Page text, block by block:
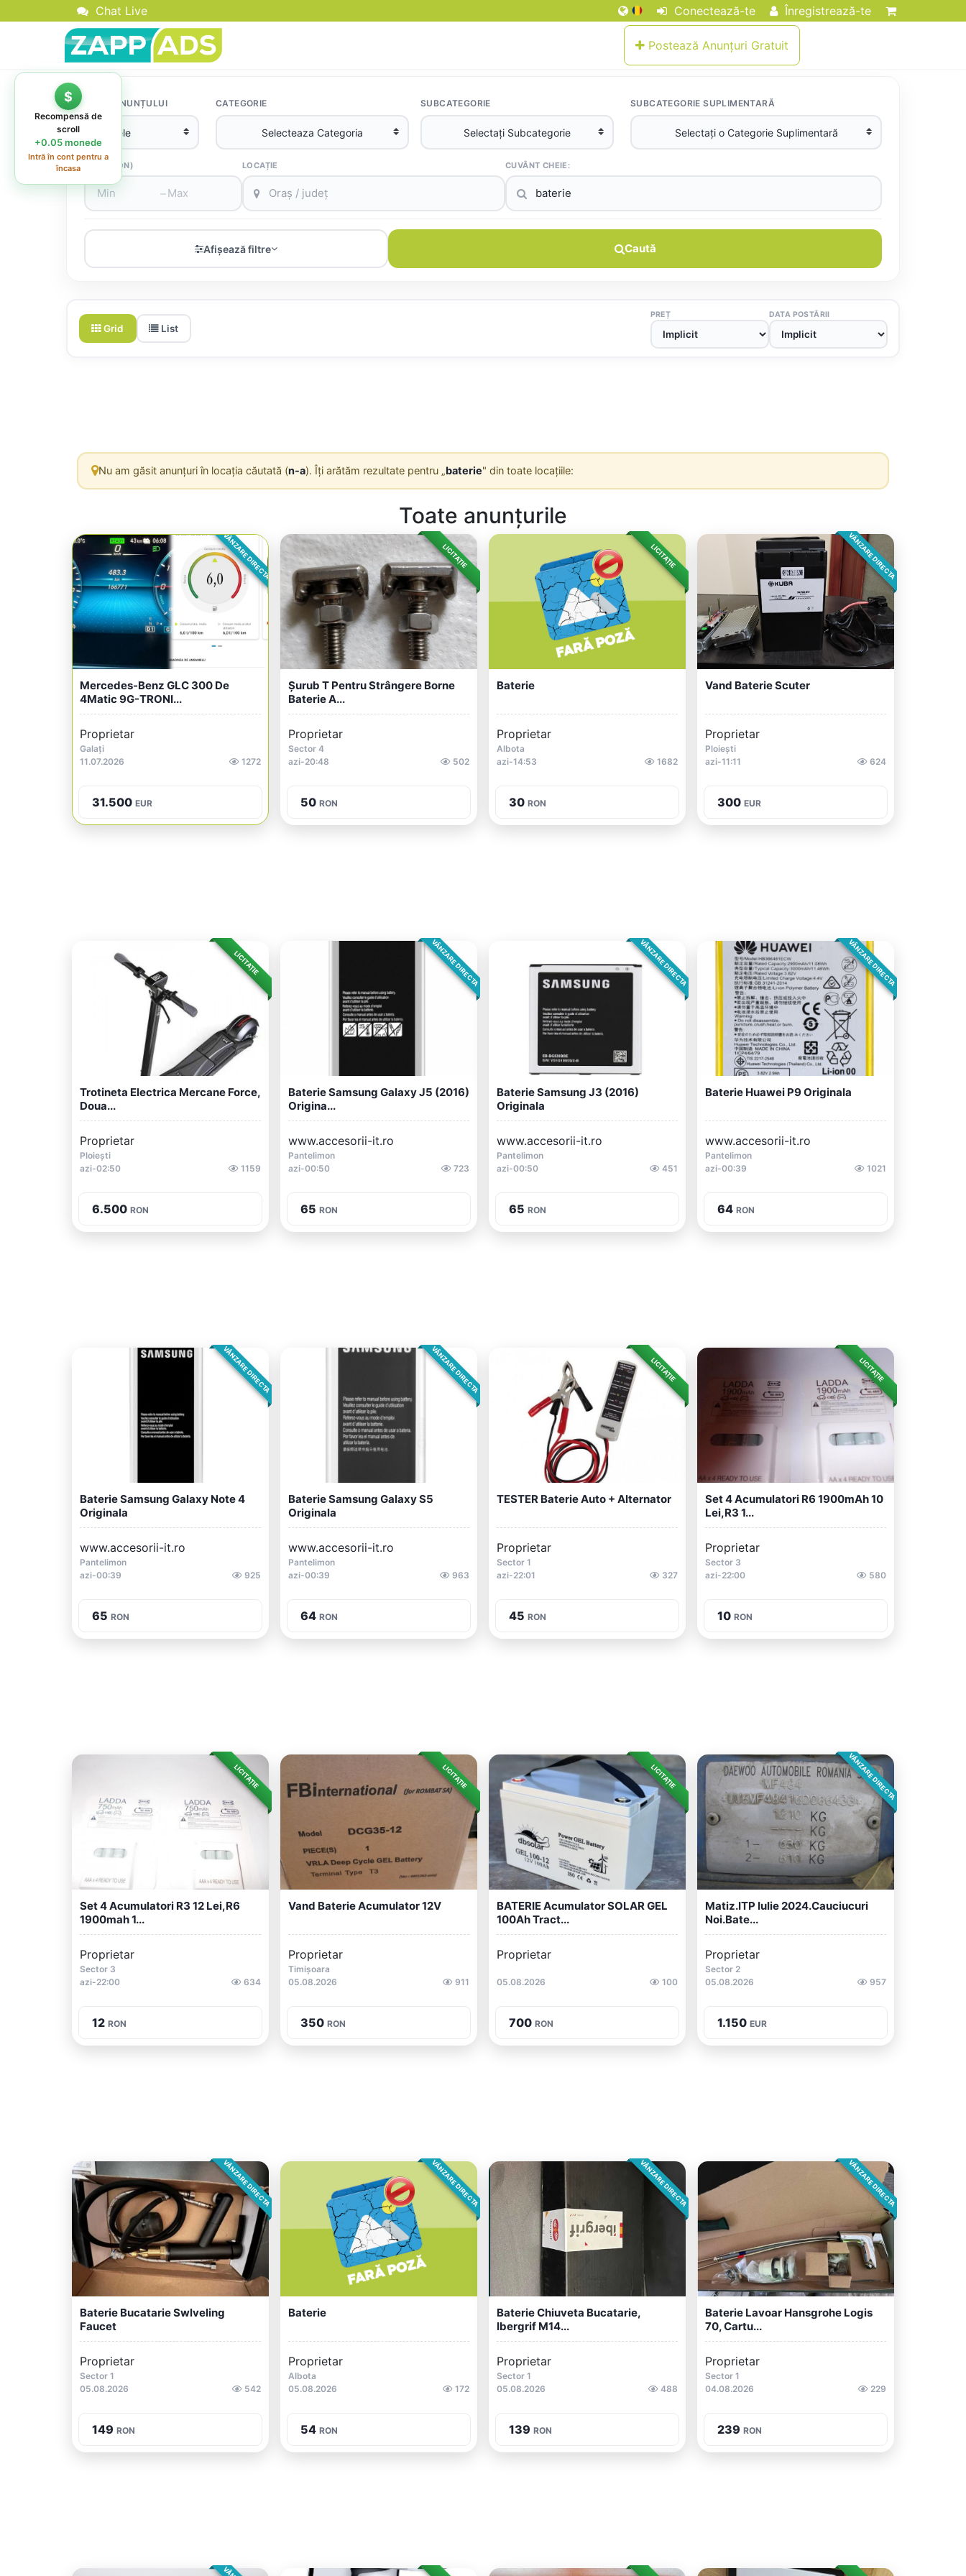
Chat Live Conectează-te Înregistrează-te
Postează Anunțuri Gratuit
TIPUL ANUNȚULUI CATEGORIE SUBCATEGORIE SUBCATEGORIE SUPLIMENTARĂ
PREȚ (RON)
–
LOCAȚIE CUVÂNT CHEIE:
Afișează filtre Caută
Grid List
PREȚ DATA POSTĂRII
Nu am găsit anunțuri în locația căutată (n-a). Îți arătăm rezultate pentru „baterie" din toate locațiile:
Toate anunțurile
VÂNZARE DIRECTA
Mercedes-Benz GLC 300 De
4Matic 9G-TRONI...
Proprietar
Galați
11.07.2026
1272
31.500 EUR
LICITAȚIE
Șurub T Pentru Strângere Borne
Baterie A...
Proprietar
Sector 4
azi-20:48
502
50 RON
LICITAȚIE
Baterie
Proprietar
Albota
azi-14:53
1682
30 RON
VÂNZARE DIRECTA
Vand Baterie Scuter
Proprietar
Ploiești
azi-11:11
624
300 EUR
LICITAȚIE
Trotineta Electrica Mercane Force,
Doua...
Proprietar
Ploiești
azi-02:50
1159
6.500 RON
VÂNZARE DIRECTA
Baterie Samsung Galaxy J5 (2016)
Origina...
www.accesorii-it.ro
Pantelimon
azi-00:50
723
65 RON
VÂNZARE DIRECTA
Baterie Samsung J3 (2016)
Originala
www.accesorii-it.ro
Pantelimon
azi-00:50
451
65 RON
VÂNZARE DIRECTA
Baterie Huawei P9 Originala
www.accesorii-it.ro
Pantelimon
azi-00:39
1021
64 RON
VÂNZARE DIRECTA
Baterie Samsung Galaxy Note 4
Originala
www.accesorii-it.ro
Pantelimon
azi-00:39
925
65 RON
VÂNZARE DIRECTA
Baterie Samsung Galaxy S5
Originala
www.accesorii-it.ro
Pantelimon
azi-00:39
963
64 RON
LICITAȚIE
TESTER Baterie Auto + Alternator
Proprietar
Sector 1
azi-22:01
327
45 RON
LICITAȚIE
Set 4 Acumulatori R6 1900mAh 10
Lei,R3 1...
Proprietar
Sector 3
azi-22:00
580
10 RON
LICITAȚIE
Set 4 Acumulatori R3 12 Lei,r6
1900mah 1...
Proprietar
Sector 3
azi-22:00
634
12 RON
LICITAȚIE
Vand Baterie Acumulator 12V
Proprietar
Timișoara
05.08.2026
911
350 RON
LICITAȚIE
BATERIE Acumulator SOLAR GEL
100Ah Tract...
Proprietar
05.08.2026 100
700 RON
VÂNZARE DIRECTA
Matiz.ITP Iulie 2024.Cauciucuri
Noi.Bate...
Proprietar
Sector 2
05.08.2026
957
1.150 EUR
VÂNZARE DIRECTA
Baterie Bucatarie Swlveling
Faucet
Proprietar
Sector 1
05.08.2026
542
149 RON
VÂNZARE DIRECTA
Baterie
Proprietar
Albota
05.08.2026
172
54 RON
VÂNZARE DIRECTA
Baterie Chiuveta Bucatarie,
Ibergrif M14...
Proprietar
Sector 1
05.08.2026
488
139 RON
VÂNZARE DIRECTA
Baterie Lavoar Hansgrohe Logis
70, Cartu...
Proprietar
Sector 1
04.08.2026
229
239 RON